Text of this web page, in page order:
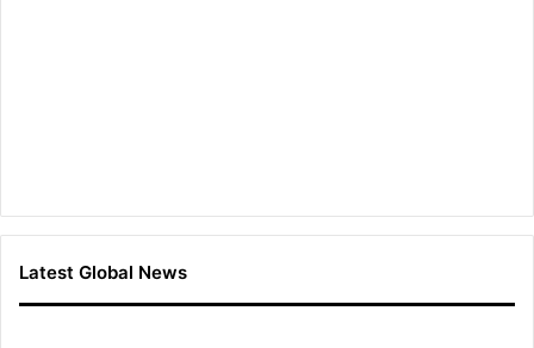
Latest Global News